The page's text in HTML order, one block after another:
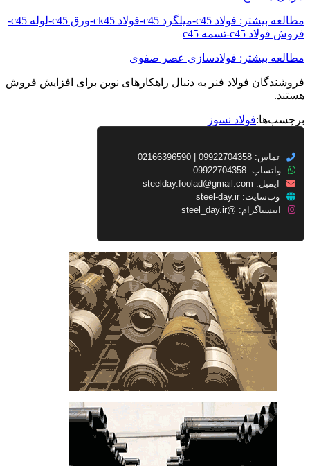
مطالعه بیشتر: فولاد c45-میلگرد c45-فولاد ck45-ورق c45-لوله c45-
فروش فولاد c45-تسمه c45
مطالعه بیشتر: فولادسازی عصر صفوی
فروشندگان فولاد فنر به دنبال راهکارهای نوین برای افزایش فروش
هستند.
برچسب‌ها:فولاد نسوز
تماس: 09922704358 | 02166396590
واتساپ: 09922704358
ایمیل: steelday.foolad@gmail.com
وب‌سایت: steel-day.ir
اینستاگرام: @steel_day.ir